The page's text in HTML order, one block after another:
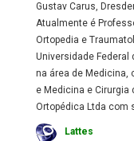
Gustav Carus,
Atualmente é
Ortopedia e
Universidade Federal
na área de Medicina,
e Medicina e Cirurgia
Ortopédica Ltda com
Lattes